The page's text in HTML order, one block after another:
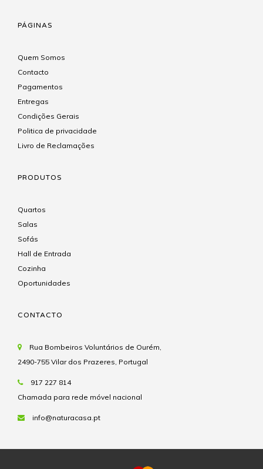
PÁGINAS
Quem Somos
Contacto
Pagamentos
Entregas
Condições Gerais
Politica de privacidade
Livro de Reclamações
PRODUTOS
Quartos
Salas
Sofás
Hall de Entrada
Cozinha
Oportunidades
CONTACTO
Rua Bombeiros Voluntários de Ourém,
2490-755 Vilar dos Prazeres, Portugal
917 227 814
Chamada para rede móvel nacional
info@naturacasa.pt